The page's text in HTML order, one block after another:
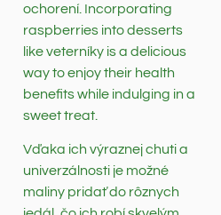
ochorení. Incorporating
raspberries into desserts
like veterníky is a delicious
way to enjoy their health
benefits while indulging in a
sweet treat.
Vďaka ich výraznej chuti a
univerzálnosti je možné
maliny pridať do rôznych